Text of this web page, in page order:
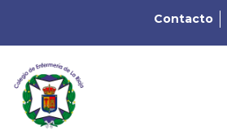
Contacto